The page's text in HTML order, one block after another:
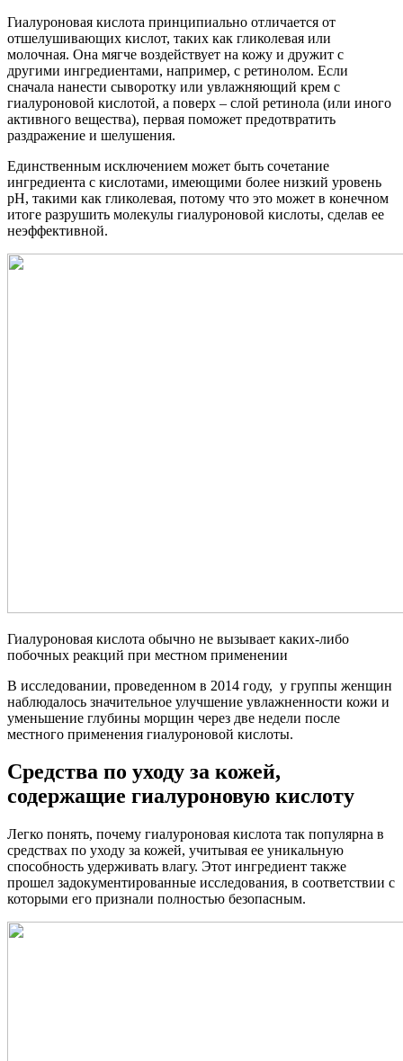
Гиалуроновая кислота принципиально отличается от
отшелушивающих кислот, таких как гликолевая или
молочная. Она мягче воздействует на кожу и дружит с
другими ингредиентами, например, с ретинолом. Если
сначала нанести сыворотку или увлажняющий крем с
гиалуроновой кислотой, а поверх – слой ретинола (или иного
активного вещества), первая поможет предотвратить
раздражение и шелушения.
Единственным исключением может быть сочетание
ингредиента с кислотами, имеющими более низкий уровень
pH, такими как гликолевая, потому что это может в конечном
итоге разрушить молекулы гиалуроновой кислоты, сделав ее
неэффективной.
Гиалуроновая кислота обычно не вызывает каких-либо
побочных реакций при местном применении
В исследовании, проведенном в 2014 году, у группы женщин
наблюдалось значительное улучшение увлажненности кожи и
уменьшение глубины морщин через две недели после
местного применения гиалуроновой кислоты.
Средства по уходу за кожей,
содержащие гиалуроновую кислоту
Легко понять, почему гиалуроновая кислота так популярна в
средствах по уходу за кожей, учитывая ее уникальную
способность удерживать влагу. Этот ингредиент также
прошел задокументированные исследования, в соответствии с
которыми его признали полностью безопасным.